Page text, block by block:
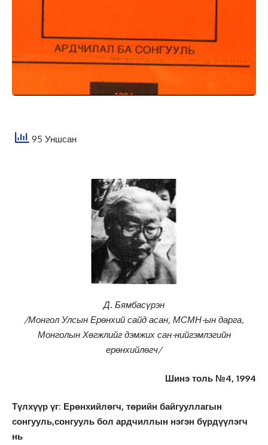
95 Уншсан
Д. Бямбасүрэн
/Монгол Улсын Ерөнхий сайд асан, МСМН-ын дарга,
Монголын Хөгжлийг дэмжих сан-нийгэмлэгийн
ерөнхийлөгч/
Шинэ толь №4, 1994
Түлхүүр үг: Ерөнхийлөгч, төрийн байгууллагын
сонгууль,сонгууль бол ардчиллын нэгэн бүрдүүлэгч
нь